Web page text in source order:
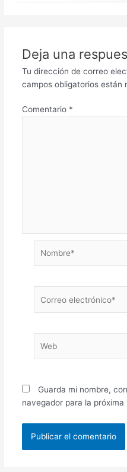
Deja una
Tu dirección de correo
campos obligatorios están
Comentario *
electrónico*
Guarda mi nombre,
navegador para la